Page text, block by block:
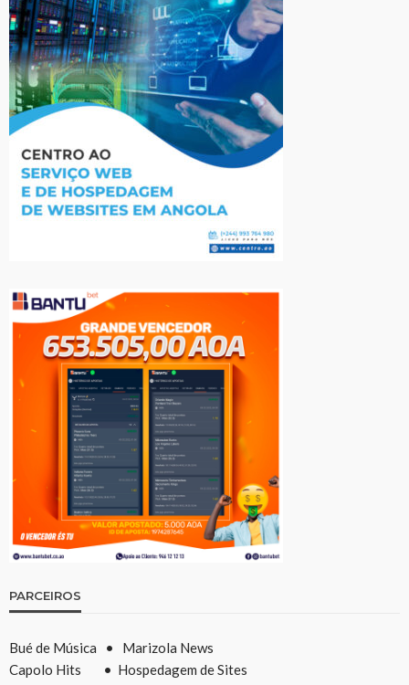
PARCEIROS
Bué de Música • Marizola News
Capolo Hits • Hospedagem de Sites